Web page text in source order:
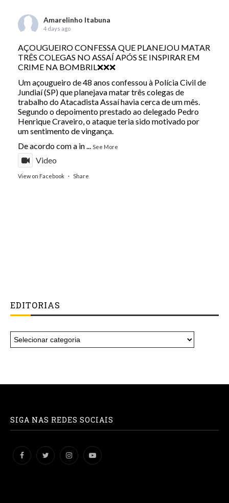
Amarelinho Itabuna
4 days ago
AÇOUGUEIRO CONFESSA QUE PLANEJOU MATAR
TRÊS COLEGAS NO ASSAÍ APÓS SE INSPIRAR EM
CRIME NA BOMBRIL❌❌❌
Um açougueiro de 48 anos confessou à Polícia Civil de
Jundiaí (SP) que planejava matar três colegas de
trabalho do Atacadista Assaí havia cerca de um mês.
Segundo o depoimento prestado ao delegado Pedro
Henrique Craveiro, o ataque teria sido motivado por
um sentimento de vingança.
De acordo com a in
See More
Video
View on Facebook · Share
EDITORIAS
SIGA NAS REDES SOCIAIS